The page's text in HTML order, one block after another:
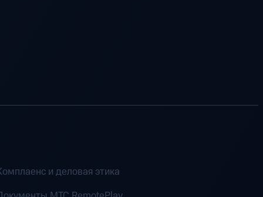
и деловая этика